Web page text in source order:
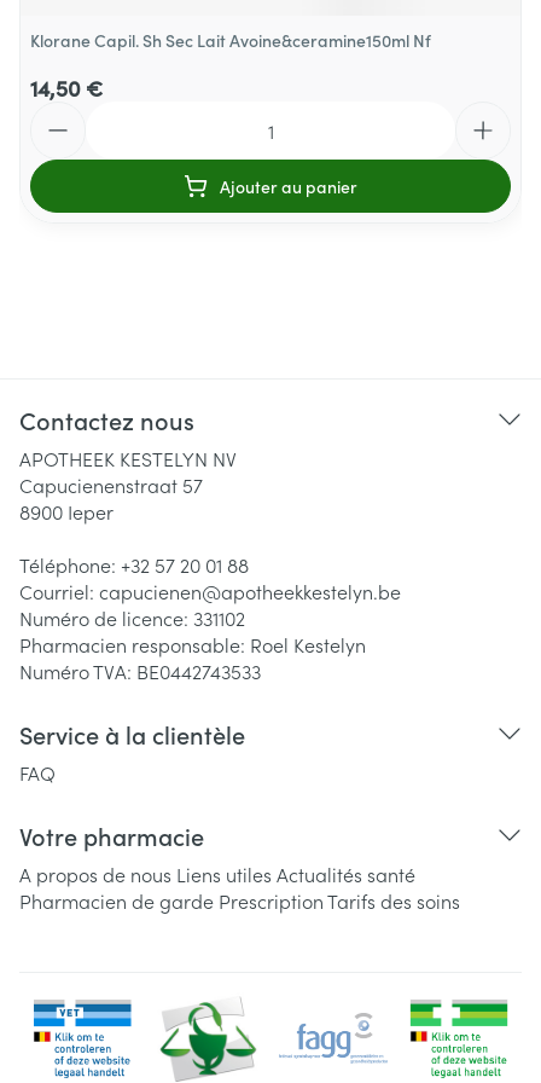
Klorane Capil. Sh Sec Lait Avoine&ceramine150ml Nf
14,50 €
Ajouter au panier
Contactez nous
APOTHEEK KESTELYN NV
Capucienenstraat 57
8900 Ieper
Téléphone: +32 57 20 01 88
Courriel: capucienen@apotheekkestelyn.be
Numéro de licence: 331102
Pharmacien responsable: Roel Kestelyn
Numéro TVA: BE0442743533
Service à la clientèle
FAQ
Votre pharmacie
A propos de nous Liens utiles Actualités santé
Pharmacien de garde PrescriptionTarifs des soins